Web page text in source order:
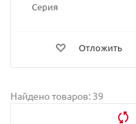
Серия
Отложить
Найдено товаров: 39